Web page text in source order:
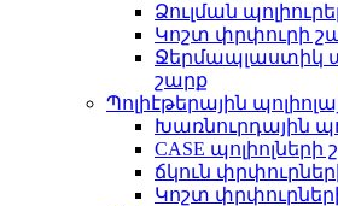
Ձուլման
Կոշտ փրփուրի
Ջերմապլաստիկ
շարք
Պոլիէթերային
Խառնուրդային
CASE պոլիոլների
ճկուն
Կոշտ